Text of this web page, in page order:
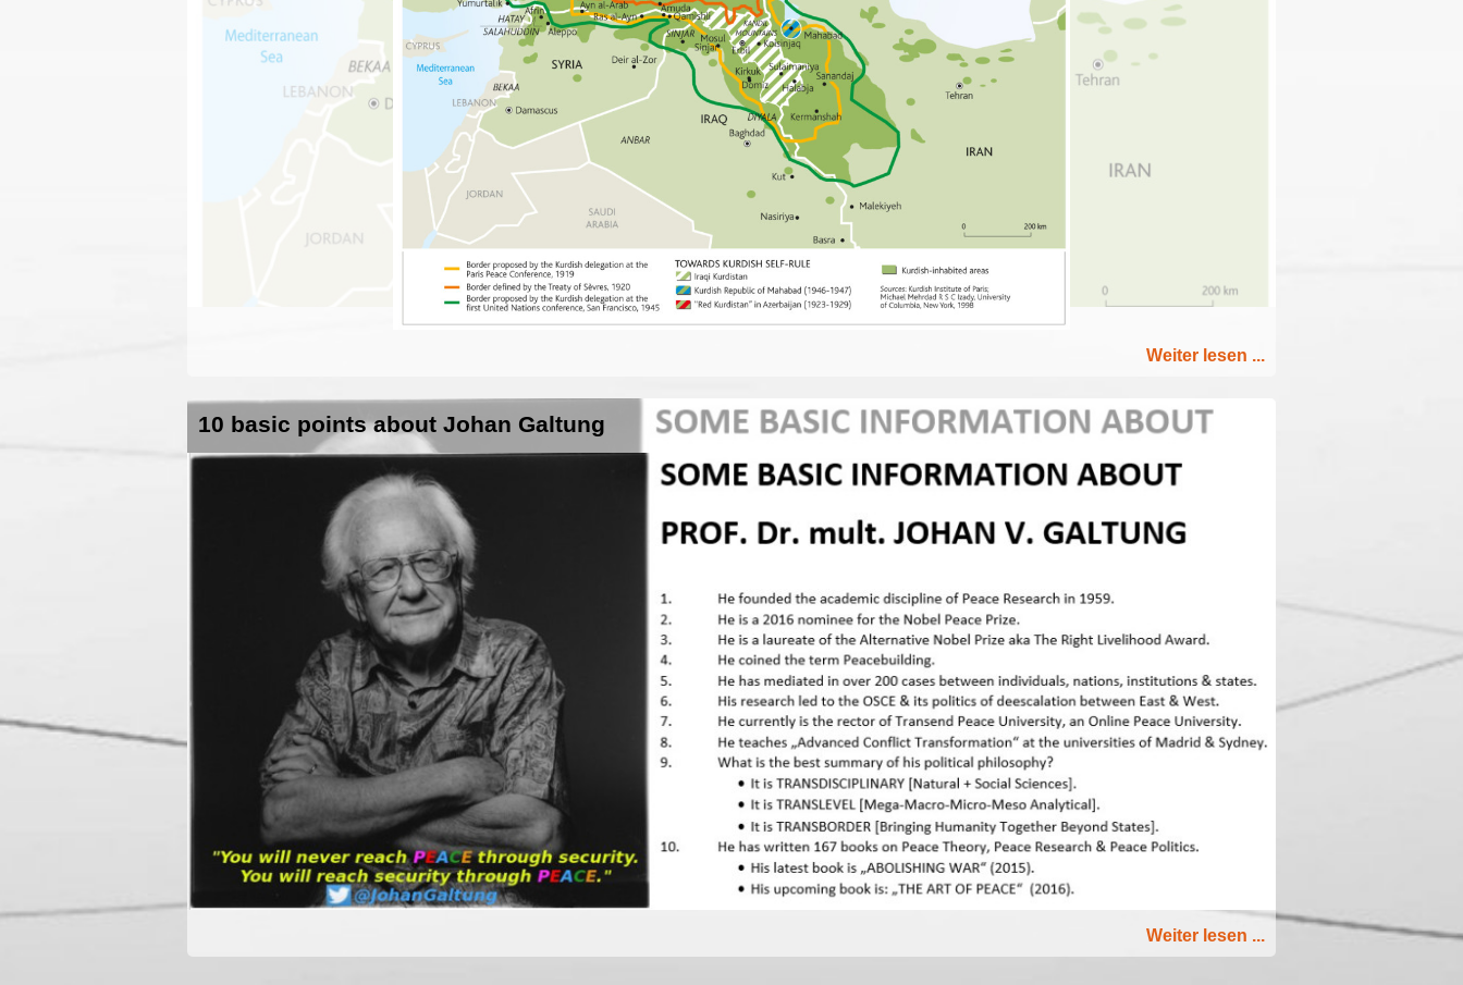
Weiter lesen ...
10 basic points about Johan Galtung
Weiter lesen ...